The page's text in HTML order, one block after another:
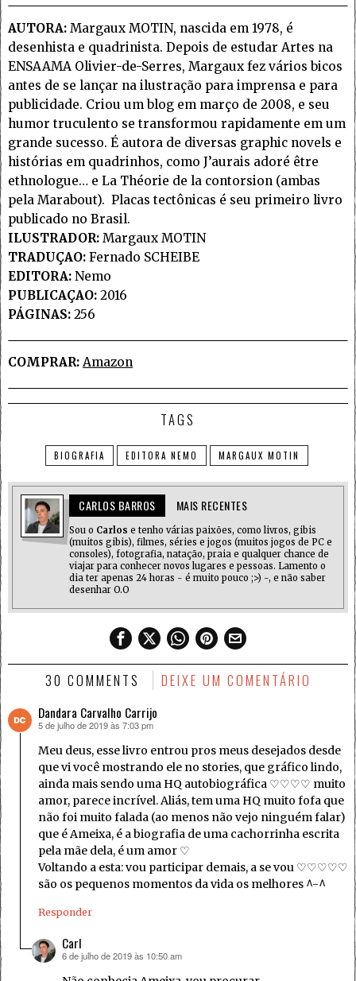
AUTORA: Margaux MOTIN, nascida em 1978, é
desenhista e quadrinista. Depois de estudar Artes na
ENSAAMA Olivier-de-Serres, Margaux fez vários bicos
antes de se lançar na ilustração para imprensa e para
publicidade. Criou um blog em março de 2008, e seu
humor truculento se transformou rapidamente em um
grande sucesso. É autora de diversas graphic novels e
histórias em quadrinhos, como J’aurais adoré être
ethnologue… e La Théorie de la contorsion (ambas
pela Marabout). Placas tectônicas é seu primeiro livro
publicado no Brasil.
ILUSTRADOR: Margaux MOTIN
TRADUÇAO: Fernado SCHEIBE
EDITORA: Nemo
PUBLICAÇAO: 2016
PÁGINAS: 256
COMPRAR: Amazon
TAGS
BIOGRAFIA EDITORA NEMO MARGAUX MOTIN
CARLOS BARROS MAIS RECENTES
Sou o Carlos e tenho várias paixões, como livros, gibis
(muitos gibis), filmes, séries e jogos (muitos jogos de PC e
consoles), fotografia, natação, praia e qualquer chance de
viajar para conhecer novos lugares e pessoas. Lamento o
dia ter apenas 24 horas - é muito pouco ;>) -, e não saber
desenhar O.O
30 COMMENTS DEIXE UM COMENTÁRIO
Dandara Carvalho Carrijo
disse:
5 de julho de 2019 às 7:03 pm
Meu deus, esse livro entrou pros meus desejados desde
que vi você mostrando ele no stories, que gráfico lindo,
ainda mais sendo uma HQ autobiográfica ♡♡♡♡ muito
amor, parece incrível. Aliás, tem uma HQ muito fofa que
não foi muito falada (ao menos não vejo ninguém falar)
que é Ameixa, é a biografia de uma cachorrinha escrita
pela mãe dela, é um amor ♡
Voltando a esta: vou participar demais, a se vou ♡♡♡♡♡
são os pequenos momentos da vida os melhores ^-^
Responder
Carl
disse:
6 de julho de 2019 às 10:50 am